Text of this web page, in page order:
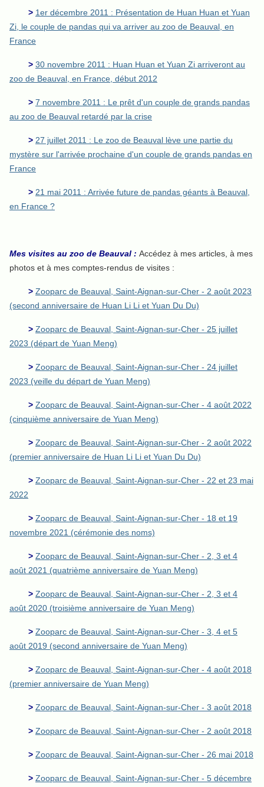
> 1er décembre 2011 : Présentation de Huan Huan et Yuan
Zi, le couple de pandas qui va arriver au zoo de Beauval, en
France
> 30 novembre 2011 : Huan Huan et Yuan Zi arriveront au
zoo de Beauval, en France, début 2012
> 7 novembre 2011 : Le prêt d'un couple de grands pandas
au zoo de Beauval retardé par la crise
> 27 juillet 2011 : Le zoo de Beauval lève une partie du
mystère sur l'arrivée prochaine d'un couple de grands pandas en
France
> 21 mai 2011 : Arrivée future de pandas géants à Beauval,
en France ?
Mes visites au zoo de Beauval : Accédez à mes articles, à mes
photos et à mes comptes-rendus de visites :
> Zooparc de Beauval, Saint-Aignan-sur-Cher - 2 août 2023
(second anniversaire de Huan Li Li et Yuan Du Du)
> Zooparc de Beauval, Saint-Aignan-sur-Cher - 25 juillet
2023 (départ de Yuan Meng)
> Zooparc de Beauval, Saint-Aignan-sur-Cher - 24 juillet
2023 (veille du départ de Yuan Meng)
> Zooparc de Beauval, Saint-Aignan-sur-Cher - 4 août 2022
(cinquième anniversaire de Yuan Meng)
> Zooparc de Beauval, Saint-Aignan-sur-Cher - 2 août 2022
(premier anniversaire de Huan Li Li et Yuan Du Du)
> Zooparc de Beauval, Saint-Aignan-sur-Cher - 22 et 23 mai
2022
> Zooparc de Beauval, Saint-Aignan-sur-Cher - 18 et 19
novembre 2021 (cérémonie des noms)
> Zooparc de Beauval, Saint-Aignan-sur-Cher - 2, 3 et 4
août 2021 (quatrième anniversaire de Yuan Meng)
> Zooparc de Beauval, Saint-Aignan-sur-Cher - 2, 3 et 4
août 2020 (troisième anniversaire de Yuan Meng)
> Zooparc de Beauval, Saint-Aignan-sur-Cher - 3, 4 et 5
août 2019 (second anniversaire de Yuan Meng)
> Zooparc de Beauval, Saint-Aignan-sur-Cher - 4 août 2018
(premier anniversaire de Yuan Meng)
> Zooparc de Beauval, Saint-Aignan-sur-Cher - 3 août 2018
> Zooparc de Beauval, Saint-Aignan-sur-Cher - 2 août 2018
> Zooparc de Beauval, Saint-Aignan-sur-Cher - 26 mai 2018
> Zooparc de Beauval, Saint-Aignan-sur-Cher - 5 décembre